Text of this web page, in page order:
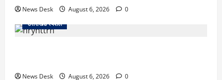
News Desk August 6, 2026
0
उत्तराखंड स्पेशल
News Desk August 6, 2026 0